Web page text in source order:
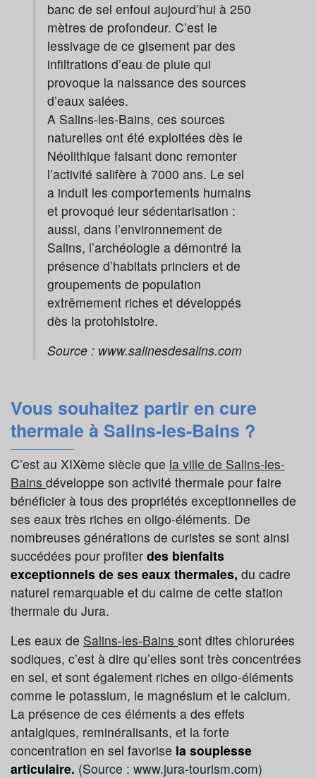
banc de sel enfoui aujourd’hui à 250
mètres de profondeur. C’est le
lessivage de ce gisement par des
infiltrations d’eau de pluie qui
provoque la naissance des sources
d’eaux salées.
A Salins-les-Bains, ces sources
naturelles ont été exploitées dès le
Néolithique faisant donc remonter
l’activité salifère à 7000 ans. Le sel
a induit les comportements humains
et provoqué leur sédentarisation :
aussi, dans l’environnement de
Salins, l’archéologie a démontré la
présence d’habitats princiers et de
groupements de population
extrêmement riches et développés
dès la protohistoire.
Source : www.salinesdesalins.com
Vous souhaitez partir en cure
thermale à Salins-les-Bains ?
C’est au XIXème siècle que la ville de Salins-les-
Bains développe son activité thermale pour faire
bénéficier à tous des propriétés exceptionnelles de
ses eaux très riches en oligo-éléments. De
nombreuses générations de curistes se sont ainsi
succédées pour profiter des bienfaits
exceptionnels de ses eaux thermales, du cadre
naturel remarquable et du calme de cette station
thermale du Jura.
Les eaux de Salins-les-Bains sont dites chlorurées
sodiques, c’est à dire qu’elles sont très concentrées
en sel, et sont également riches en oligo-éléments
comme le potassium, le magnésium et le calcium.
La présence de ces éléments a des effets
antalgiques, reminéralisants, et la forte
concentration en sel favorise la souplesse
articulaire. (Source : www.jura-tourism.com)